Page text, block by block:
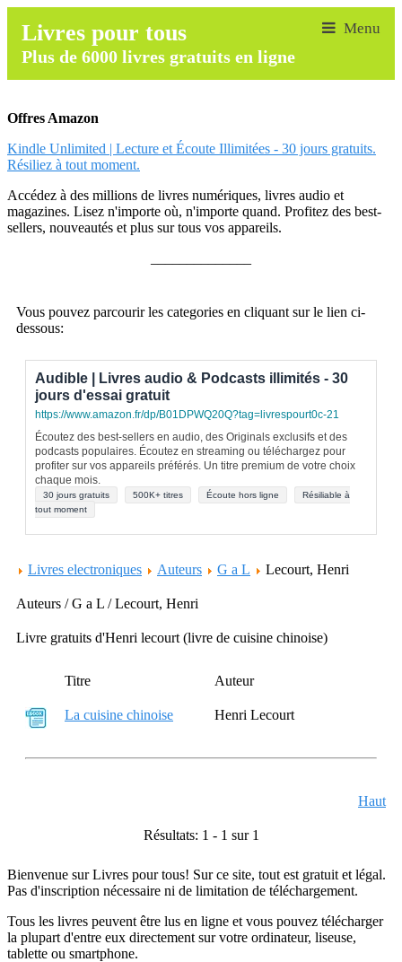
Livres pour tous
Plus de 6000 livres gratuits en ligne
Offres Amazon
Kindle Unlimited | Lecture et Écoute Illimitées - 30 jours gratuits.
Résiliez à tout moment.
Accédez à des millions de livres numériques, livres audio et
magazines. Lisez n'importe où, n'importe quand. Profitez des best-
sellers, nouveautés et plus sur tous vos appareils.
Vous pouvez parcourir les categories en cliquant sur le lien ci-
dessous:
Audible | Livres audio & Podcasts illimités - 30
jours d'essai gratuit
https://www.amazon.fr/dp/B01DPWQ20Q?tag=livrespourt0c-21
Écoutez des best-sellers en audio, des Originals exclusifs et des
podcasts populaires. Écoutez en streaming ou téléchargez pour
profiter sur vos appareils préférés. Un titre premium de votre choix
chaque mois.
30 jours gratuits 500K+ titres Écoute hors ligne
Résiliable à
tout moment
Livres electroniques Auteurs G a L Lecourt, Henri
Auteurs / G a L / Lecourt, Henri
Livre gratuits d'Henri lecourt (livre de cuisine chinoise)
Titre Auteur
La cuisine chinoise Henri Lecourt
Haut
Résultats: 1 - 1 sur 1
Bienvenue sur Livres pour tous! Sur ce site, tout est gratuit et légal.
Pas d'inscription nécessaire ni de limitation de téléchargement.
Tous les livres peuvent être lus en ligne et vous pouvez télécharger
la plupart d'entre eux directement sur votre ordinateur, liseuse,
tablette ou smartphone.